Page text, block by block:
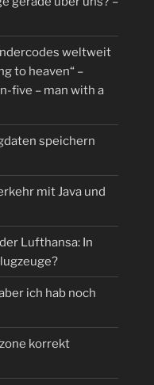
weltweit
to heaven“ –
five – man with a
speichern
mit Java und
Lufthansa: In
ich hab noch
korrekt